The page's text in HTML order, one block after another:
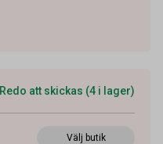
Redo att skickas (4 i lager)
Välj butik